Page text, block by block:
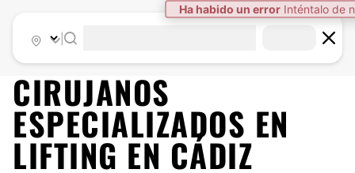
Ha habido un error Inténtalo de
CIRUJANOS
ESPECIALIZADOS EN
LIFTING EN CÁDIZ